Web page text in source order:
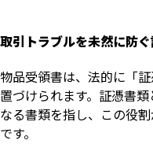
取引トラブルを未然に防
物品受領書は、法的に「
置づけられます。証憑書
なる書類を指し、この役
です。